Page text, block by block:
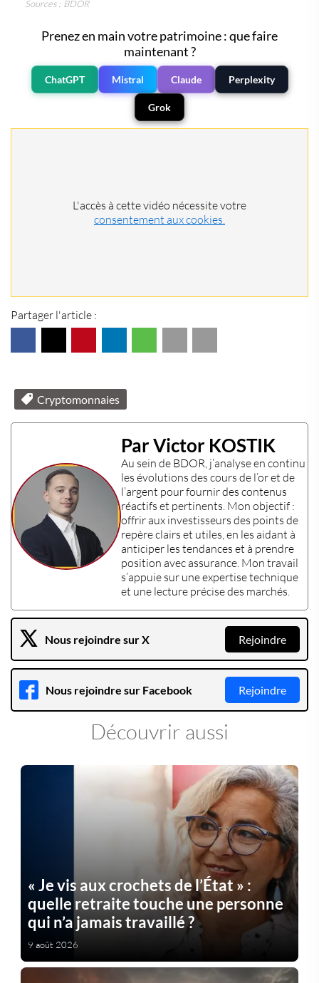
Sources : BDOR
Prenez en main votre patrimoine : que faire
maintenant ?
ChatGPT Mistral Claude Perplexity
Grok
L'accès à cette vidéo nécessite votre
consentement aux cookies.
Partager l'article :
Cryptomonnaies
Par Victor KOSTIK
Au sein de BDOR , j’analyse en continu
les évolutions des cours de l’oret de
l’argent pour fournir des contenus
réactifs et pertinents. Mon objectif :
offrir aux investisseurs des points de
repère clairs et utiles, en les aidant à
anticiper les tendances et à prendre
position avec assurance. Mon travail
s’appuie sur uneexpertise technique
et une lecture précise des marchés.
Nous rejoindre sur X Rejoindre
Nous rejoindre sur Facebook Rejoindre
Découvrir aussi
« Je vis aux crochets de l’État » :
quelle retraite touche une personne
qui n’a jamais travaillé ?
9 août 2026